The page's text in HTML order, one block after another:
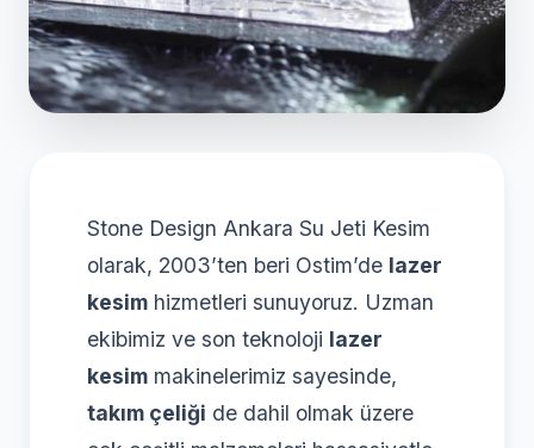
Stone Design Ankara Su Jeti Kesim
olarak, 2003’ten beri Ostim’de lazer
kesim hizmetleri sunuyoruz. Uzman
ekibimiz ve son teknoloji lazer
kesim makinelerimiz sayesinde,
takım çeliği de dahil olmak üzere